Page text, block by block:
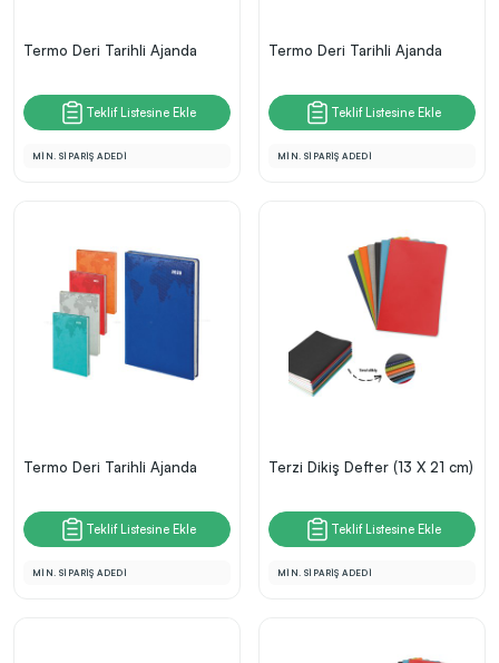
Termo Deri Tarihli Ajanda
Teklif Listesine Ekle
MİN. SİPARİŞ ADEDİ
Termo Deri Tarihli Ajanda
Teklif Listesine Ekle
MİN. SİPARİŞ ADEDİ
Termo Deri Tarihli Ajanda
Teklif Listesine Ekle
MİN. SİPARİŞ ADEDİ
Terzi Dikiş Defter (13 X 21 cm)
Teklif Listesine Ekle
MİN. SİPARİŞ ADEDİ